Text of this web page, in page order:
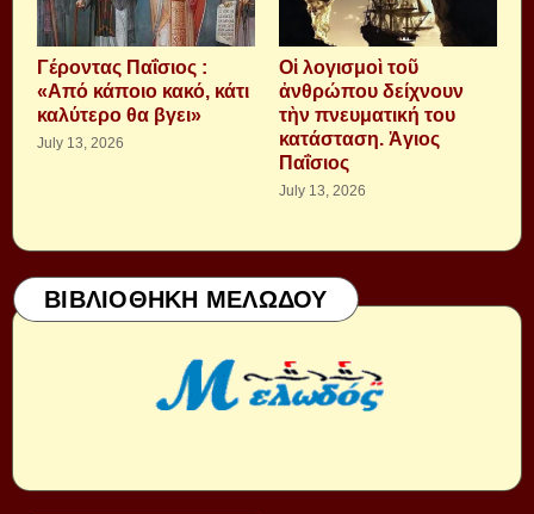
Γέροντας Παΐσιος :
«Από κάποιο κακό, κάτι
καλύτερο θα βγει»
July 13, 2026
Οἱ λογισμοὶ τοῦ
ἀνθρώπου δείχνουν
τὴν πνευματική του
κατάσταση. Ἁγιος
Παΐσιος
July 13, 2026
ΒΙΒΛΙΟΘΗΚΗ ΜΕΛΩΔΟΥ